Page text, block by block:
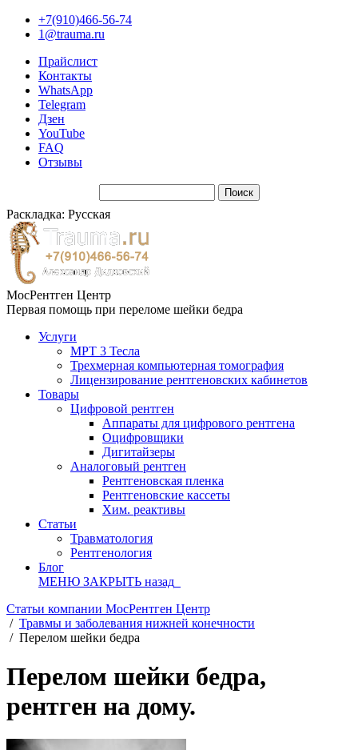
+7(910)466-56-74
1@trauma.ru
Прайслист
Контакты
WhatsApp
Telegram
Дзен
YouTube
FAQ
Отзывы
Раскладка: Русская
МосРентген Центр
Первая помощь при переломе шейки бедра
Услуги
МРТ 3 Тесла
Трехмерная компьютерная томография
Лицензирование рентгеновских кабинетов
Товары
Цифровой рентген
Аппараты для цифрового рентгена
Оцифровщики
Дигитайзеры
Аналоговый рентген
Рентгеновская пленка
Рентгеновские кассеты
Хим. реактивы
Статьи
Травматология
Рентгенология
Блог
МЕНЮ ЗАКРЫТЬ назад
Статьи компании МосРентген Центр
/ Травмы и заболевания нижней конечности
/ Перелом шейки бедра
Перелом шейки бедра,
рентген на дому.